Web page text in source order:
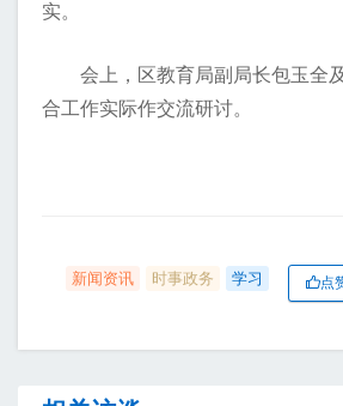
实。
会上，区教育局副局长包玉全
合工作实际作交流研讨。
新闻资讯 时事政务 学习 点